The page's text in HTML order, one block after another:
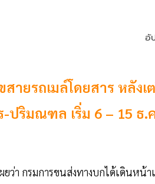
อั
ายรถเมล์โดยสาร หลัง
ปริมณฑล เริ่ม 6 – 15 ธ.
ยว่า กรมการขนส่งทางบกได้เดินหน้